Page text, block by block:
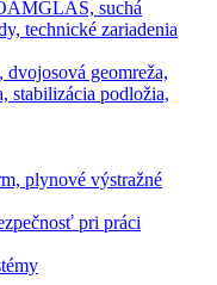
suchá
technické zariadenia
geomreža,
stabilizácia podložia,
plynové výstražné
pri práci